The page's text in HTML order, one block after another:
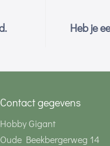
Heb je
Contact gegevens
Hobby Gigant
Oude Beekbergerweg 14